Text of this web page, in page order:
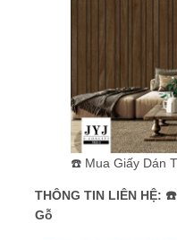
☎️ Mua Giấy Dán
THÔNG TIN LIÊN HỆ:
Gỗ